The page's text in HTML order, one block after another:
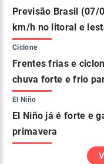
Previsão Brasil (07/
km/h no litoral e
Ciclone
Frentes frias e
chuva forte e frio
El Niño
El Niño já é forte e
primavera